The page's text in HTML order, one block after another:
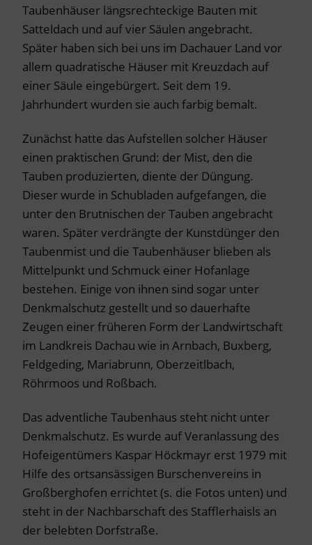
Taubenhäuser längsrechteckige Bauten mit
Satteldach und auf vier Säulen angebracht.
Später haben sich bei uns im Dachauer Land vor
allem quadratische Häuser mit Kreuzdach auf
einer Säule eingebürgert. Seit dem 19.
Jahrhundert wurden sie auch farbig bemalt.
Zunächst hatte das Aufstellen solcher Häuser
einen praktischen Grund: der Mist, den die
Tauben produzierten, diente der Düngung.
Dieser wurde in Schubladen aufgefangen, die
unter den Brutnischen der Tauben angebracht
waren. Später verdrängte der Kunstdünger den
Taubenmist und die Taubenhäuser blieben als
Mittelpunkt und Schmuck einer Hofanlage
bestehen. Einige von ihnen sind sogar unter
Denkmalschutz gestellt und so dauerhafte
Zeugen einer früheren Form der Landwirtschaft
im Landkreis Dachau wie in Arnbach, Buxberg,
Feldgeding, Mariabrunn, Oberzeitlbach,
Röhrmoos und Roßbach.
Das adventliche Taubenhaus steht nicht unter
Denkmalschutz. Es wurde auf Veranlassung des
Hofeigentümers Kaspar Höckmayr erst 1979 mit
Hilfe des ortsansässigen Burschenvereins in
Großberghofen errichtet (s. die Fotos unten) und
steht in der Nachbarschaft des Stafflerhaisls an
der belebten Dorfstraße.